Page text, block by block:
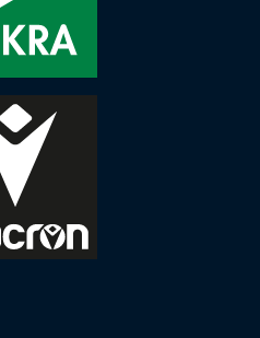
von Informationen und
die Website-
dass einzelne
werden können.